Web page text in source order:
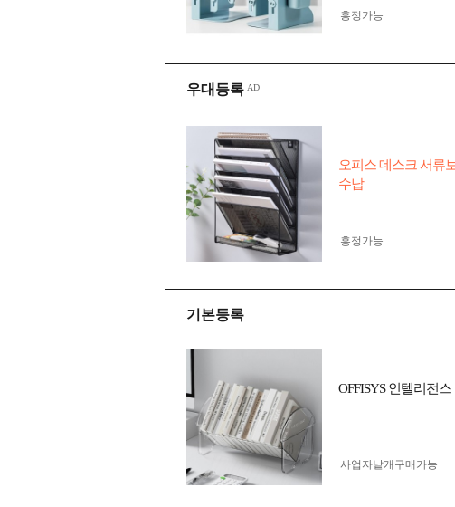
흥정가능
우대등록
오피스 데스크 서류
수납
흥정가능
기본등록
OFFISYS 인텔리전
사업자 낱개구매가능